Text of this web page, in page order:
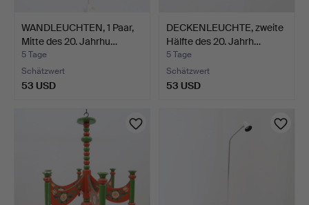
WANDLEUCHTEN, 1 Paar,
Mitte des 20. Jahrhu…
5 Tage
Schätzwert
53 USD
DECKENLEUCHTE, zweite
Hälfte des 20. Jahrh…
5 Tage
Schätzwert
53 USD